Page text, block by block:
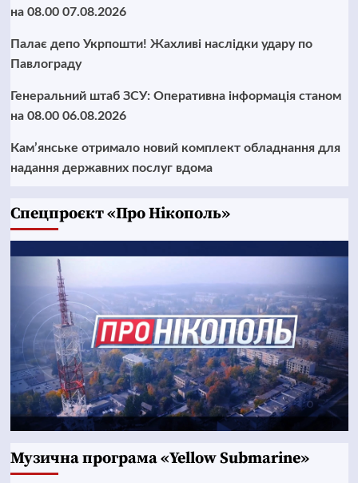
на 08.00 07.08.2026
Палає депо Укрпошти! Жахливі наслідки удару по
Павлограду
Генеральний штаб ЗСУ: Оперативна інформація станом
на 08.00 06.08.2026
Кам’янське отримало новий комплект обладнання для
надання державних послуг вдома
Cпецпроєкт «Про Нікополь»
Музична програма «Yellow Submarine»